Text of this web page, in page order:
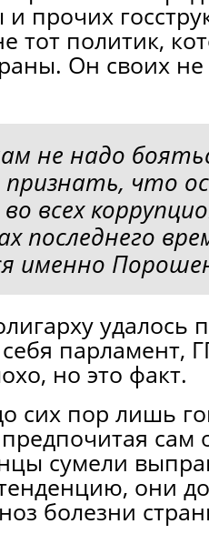
прочих
тот политик,
Он своих не
не надо
признать, что
всех
последнего
именно
удалось
парламент,
но это факт.
сих пор лишь
сам
сумели
они
болезни